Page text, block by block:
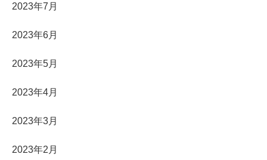
2023年7月
2023年6月
2023年5月
2023年4月
2023年3月
2023年2月